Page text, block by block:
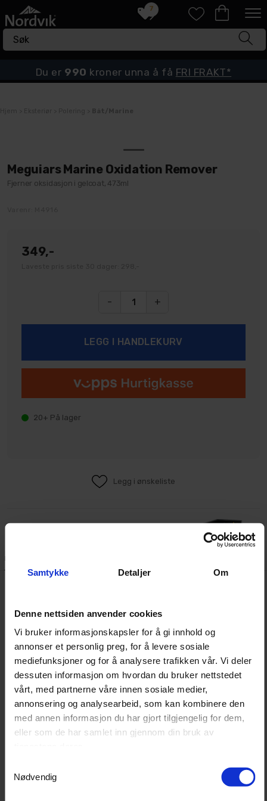
Samtykke Detaljer Om
Denne nettsiden anvender cookies
Vi bruker informasjonskapsler for å gi innhold og
annonser et personlig preg, for å levere sosiale
mediefunksjoner og for å analysere trafikken vår. Vi deler
dessuten informasjon om hvordan du bruker nettstedet
vårt, med partnerne våre innen sosiale medier,
annonsering og analysearbeid, som kan kombinere den
med annen informasjon du har gjort tilgjengelig for dem,
eller som de har samlet inn gjennom din bruk av
Nødvendig
7
Du er 990 kroner unna å få FRI FRAKT*
Meguiars Marine Oxidation Remover
Fjerner oksidasjon i gelcoat, 473ml
349,-
- +
20+ På lager
Legg i ønskeliste
Beskrivelse
produkt som kan ta seg av både oksidering, riper og
saltvannsflekker på en rekke overflater, inkludert
gelcoat, metall og glass. Produktet er utviklet for å gi et
grundig resultat som varer, og kan brukes både for hånd
og med maskin.
Selv om dette produktet er kraftig nok til å takle tøffe
flekker, er det skånsomt nok til å ikke skade overflaten
etterbehandle med polish og voks for å gi en optimal
glans og beskyttelse.